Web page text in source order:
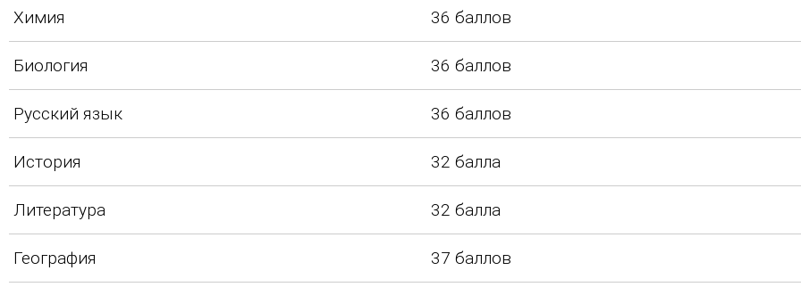
Химия 36 баллов
Биология 36 баллов
Русский язык 36 баллов
История 32 балла
Литература 32 балла
География 37 баллов